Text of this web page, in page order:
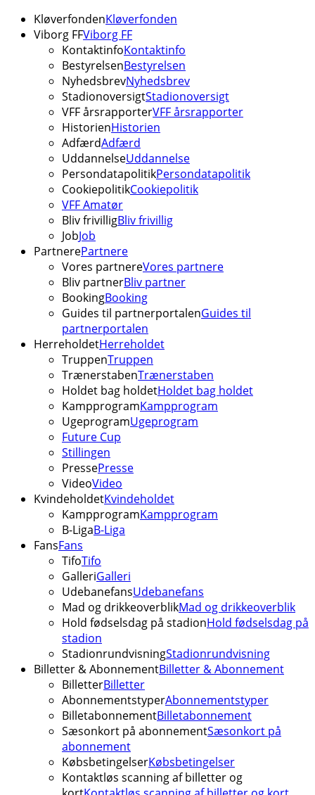
KløverfondenKløverfonden
Viborg FFViborg FF
KontaktinfoKontaktinfo
BestyrelsenBestyrelsen
NyhedsbrevNyhedsbrev
StadionoversigtStadionoversigt
VFF årsrapporterVFF årsrapporter
HistorienHistorien
AdfærdAdfærd
UddannelseUddannelse
PersondatapolitikPersondatapolitik
CookiepolitikCookiepolitik
VFF Amatør
Bliv frivilligBliv frivillig
JobJob
PartnerePartnere
Vores partnereVores partnere
Bliv partnerBliv partner
BookingBooking
Guides til partnerportalenGuides til
partnerportalen
HerreholdetHerreholdet
TruppenTruppen
TrænerstabenTrænerstaben
Holdet bag holdetHoldet bag holdet
KampprogramKampprogram
UgeprogramUgeprogram
Future Cup
Stillingen
PressePresse
VideoVideo
KvindeholdetKvindeholdet
KampprogramKampprogram
B-LigaB-Liga
FansFans
TifoTifo
GalleriGalleri
UdebanefansUdebanefans
Mad og drikkeoverblikMad og drikkeoverblik
Hold fødselsdag på stadionHold fødselsdag på
stadion
StadionrundvisningStadionrundvisning
Billetter & AbonnementBilletter & Abonnement
BilletterBilletter
AbonnementstyperAbonnementstyper
BilletabonnementBilletabonnement
Sæsonkort på abonnementSæsonkort på
abonnement
KøbsbetingelserKøbsbetingelser
Kontaktløs scanning af billetter og